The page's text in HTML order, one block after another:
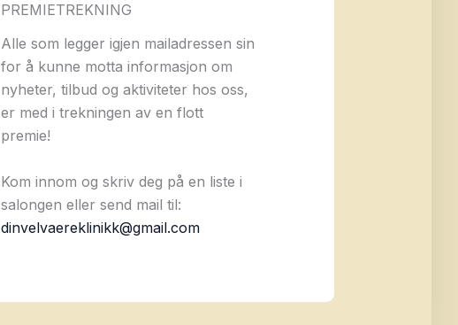
PREMIETREKNING
Alle som legger igjen mailadressen sin
for å kunne motta informasjon om
nyheter, tilbud og aktiviteter hos oss,
er med i trekningen av en flott
premie!
Kom innom og skriv deg på en liste i
salongen eller send mail til:
dinvelvaereklinikk@gmail.com